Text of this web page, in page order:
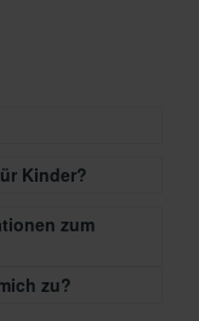
Kinder?
zum
zu?